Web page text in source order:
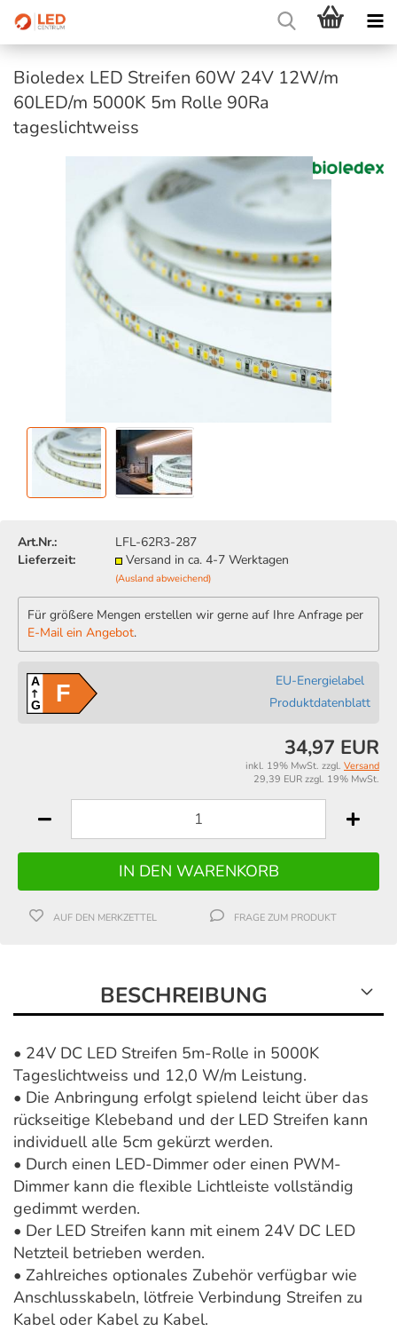
Bioledex LED Streifen 60W 24V 12W/m
60LED/m 5000K 5m Rolle 90Ra
tageslichtweiss
Art.Nr.:
LFL-62R3-287
Lieferzeit:
Versand in ca. 4-7 Werktagen
(Ausland abweichend)
Für größere Mengen erstellen wir gerne auf Ihre Anfrage per
E-Mail ein Angebot.
A
GF
EU-Energielabel
Produktdatenblatt
34,97 EUR
inkl. 19% MwSt. zzgl. Versand
29,39 EUR zzgl. 19% MwSt.
AUF DEN MERKZETTEL FRAGE ZUM PRODUKT
BESCHREIBUNG
• 24V DC LED Streifen 5m-Rolle in 5000K
Tageslichtweiss und 12,0 W/m Leistung.
• Die Anbringung erfolgt spielend leicht über das
rückseitige Klebeband und der LED Streifen kann
individuell alle 5cm gekürzt werden.
• Durch einen LED-Dimmer oder einen PWM-
Dimmer kann die flexible Lichtleiste vollständig
gedimmt werden.
• Der LED Streifen kann mit einem 24V DC LED
Netzteil betrieben werden.
• Zahlreiches optionales Zubehör verfügbar wie
Anschlusskabeln, lötfreie Verbindung Streifen zu
Kabel oder Kabel zu Kabel.